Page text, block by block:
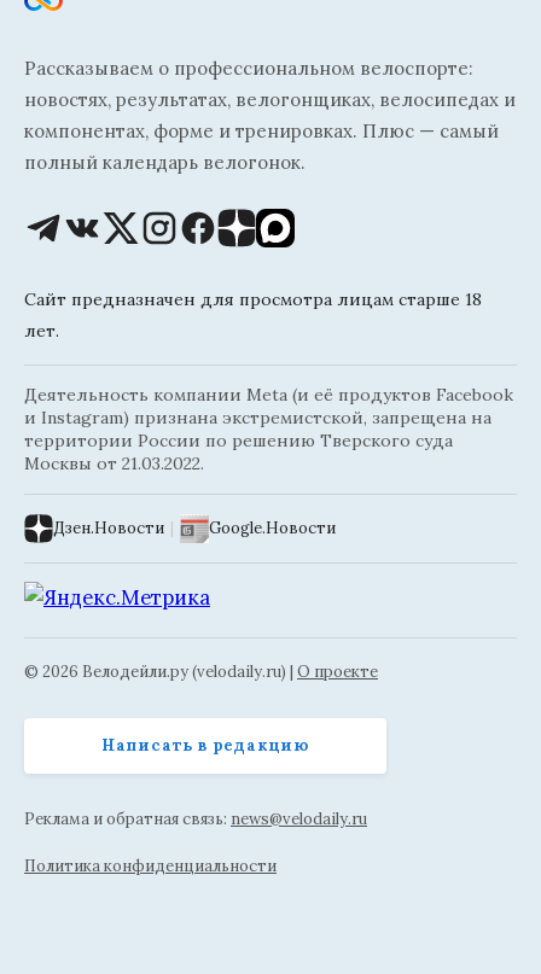
Рассказываем о профессиональном велоспорте:
новостях, результатах, велогонщиках, велосипедах и
компонентах, форме и тренировках. Плюс — самый
полный календарь велогонок.
Сайт предназначен для просмотра лицам старше 18
лет.
Деятельность компании Meta (и её продуктов Facebook
и Instagram) признана экстремистской, запрещена на
территории России по решению Тверского суда
Москвы от 21.03.2022.
Дзен.Новости | Google.Новости
© 2026 Велодейли.ру (velodaily.ru) | О проекте
Написать в редакцию
Реклама и обратная связь: news@velodaily.ru
Политика конфиденциальности